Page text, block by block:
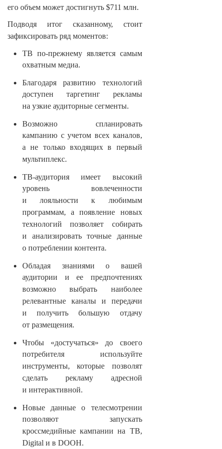
его объем может достигнуть $711 млн.
Подводя итог сказанному, стоит
зафиксировать ряд моментов:
ТВ по-прежнему является самым
охватным медиа.
Благодаря развитию технологий
доступен таргетинг рекламы
на узкие аудиторные сегменты.
Возможно спланировать
кампанию с учетом всех каналов,
а не только входящих в первый
мультиплекс.
ТВ-аудитория имеет высокий
уровень вовлеченности
и лояльности к любимым
программам, а появление новых
технологий позволяет собирать
и анализировать точные данные
о потреблении контента.
Обладая знаниями о вашей
аудитории и ее предпочтениях
возможно выбрать наиболее
релевантные каналы и передачи
и получить большую отдачу
от размещения.
Чтобы «достучаться» до своего
потребителя используйте
инструменты, которые позволят
сделать рекламу адресной
и интерактивной.
Новые данные о телесмотрении
позволяют запускать
кроссмедийные кампании на ТВ,
Digital и в DOOH.